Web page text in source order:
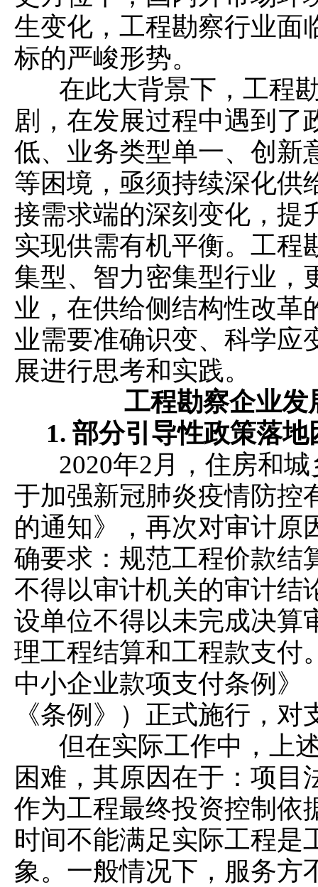
生变化，工程勘察行业面
标的严峻形势。
在此大背景下，工程
剧，在发展过程中遇到了
低、业务类型单一、创新
等困境，亟须持续深化供
接需求端的深刻变化，提
实现供需有机平衡。工程
集型、智力密集型行业，
业，在供给侧结构性改革
业需要准确识变、科学应
展进行思考和实践。
工程勘察企业发
1. 部分引导性政策落地
2020年2月，住房和城
于加强新冠肺炎疫情防控
的通知》，再次对审计原
确要求：规范工程价款结
不得以审计机关的审计结
设单位不得以未完成决算
理工程结算和工程款支付
中小企业款项支付条例》
《条例》）正式施行，
但在实际工作中，上
困难，其原因在于：项目
作为工程最终投资控制依
时间不能满足实际工程是
象。一般情况下，服务方